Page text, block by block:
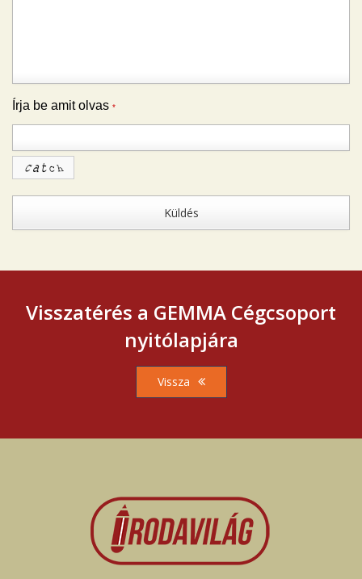
Írja be amit olvas *
Küldés
Visszatérés a GEMMA Cégcsoport
nyitólapjára
Vissza